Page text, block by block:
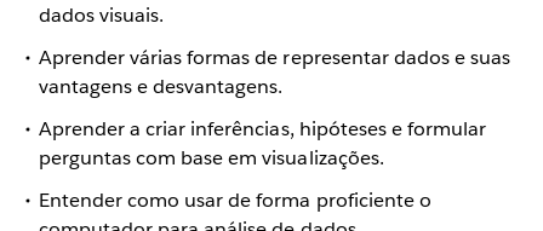
dados visuais.
Aprender várias formas de representar dados e suas
vantagens e desvantagens.
Aprender a criar inferências, hipóteses e formular
perguntas com base em visualizações.
Entender como usar de forma proficiente o